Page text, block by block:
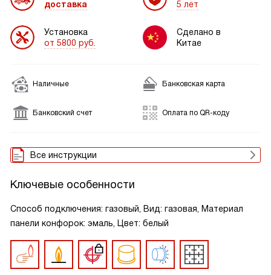
доставка
Установка
от 5800 руб.
5 лет
Сделано в
Китае
Наличные Банковская карта
Банковский счет Оплата по QR-коду
Все инструкции
Ключевые особенности
Способ подключения: газовый, Вид: газовая, Материал
панели конфорок: эмаль, Цвет: белый